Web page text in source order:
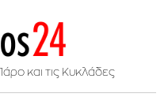
και τις Κυκλάδες